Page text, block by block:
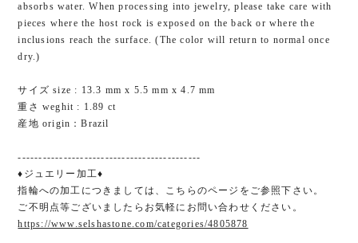
absorbs water. When processing into jewelry, please take care with
pieces where the host rock is exposed on the back or where the
inclusions reach the surface. (The color will return to normal once
dry.)
サイズ size : 13.3 mm x 5.5 mm x 4.7 mm
重さ weghit : 1.89 ct
産地 origin：Brazil
--------------------------------------------
♦ジュエリー加工♦
指輪への加工につきましては、こちらのページをご参照下さい。
ご不明点等ございましたらお気軽にお問い合わせください。
https://www.selshastone.com/categories/4805878